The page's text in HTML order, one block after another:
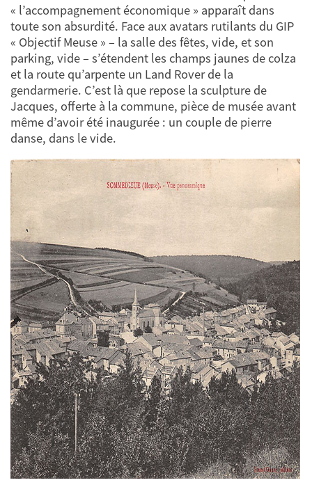
« l’accompagnement économique » apparaît dans
toute son absurdité. Face aux avatars rutilants du GIP
« Objectif Meuse » – la salle des fêtes, vide, et son
parking, vide – s’étendent les champs jaunes de colza
et la route qu’arpente un Land Rover de la
gendarmerie. C’est là que repose la sculpture de
Jacques, offerte à la commune, pièce de musée avant
même d’avoir été inaugurée : un couple de pierre
danse, dans le vide.